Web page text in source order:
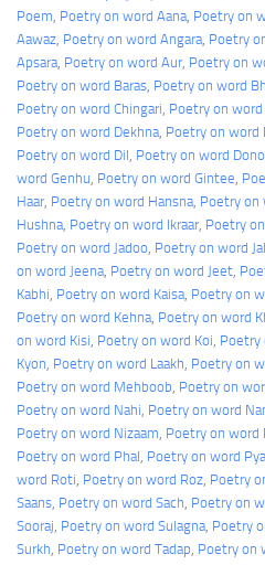
Poem, Poetry on word Aana, Poetry on
Aawaz, Poetry on word Angara, Poetry
Apsara, Poetry on word Aur, Poetry on
Poetry on word Baras, Poetry on word
Poetry on word Chingari, Poetry on word
Poetry on word Dekhna, Poetry on word
Poetry on word Dil, Poetry on word Dono
word Genhu, Poetry on word Gintee,
Haar, Poetry on word Hansna, Poetry on
Hushna, Poetry on word Ikraar, Poetry
Poetry on word Jadoo, Poetry on word
on word Jeena, Poetry on word Jeet,
Kabhi, Poetry on word Kaisa, Poetry on
Poetry on word Kehna, Poetry on word
on word Kisi, Poetry on word Koi, Poetry
Kyon, Poetry on word Laakh, Poetry on
Poetry on word Mehboob, Poetry on
Poetry on word Nahi, Poetry on word
Poetry on word Nizaam, Poetry on word
Poetry on word Phal, Poetry on word
word Roti, Poetry on word Roz, Poetry
Saans, Poetry on word Sach, Poetry on
Sooraj, Poetry on word Sulagna, Poetry
Surkh, Poetry on word Tadap, Poetry on